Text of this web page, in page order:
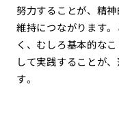
努力することが、精
維持につながります
く、むしろ基本的な
して実践することが
す。